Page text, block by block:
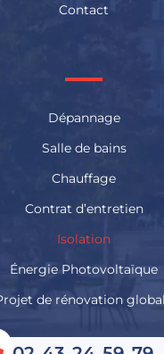
Contact
Dépannage
Salle de bains
Chauffage
Contrat d’entretien
Isolation
Énergie Photovoltaïque
de rénovation